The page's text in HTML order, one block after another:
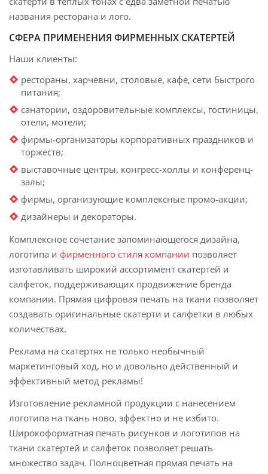
названия ресторана и лого.
СФЕРА ПРИМЕНЕНИЯ ФИРМЕННЫХ СКАТЕРТЕЙ
Наши клиенты:
рестораны, харчевни, столовые, кафе, сети быстрого
питания;
санатории, оздоровительные комплексы, гостиницы,
отели, мотели;
фирмы-организаторы корпоративных праздников и
торжеств;
выставочные центры, конгресс-холлы и конференц-
залы;
фирмы, организующие комплексные промо-акции;
дизайнеры и декораторы.
Комплексное сочетание запоминающегося дизайна,
логотипа и фирменного стиля компании позволяет
изготавливать широкий ассортимент скатертей и
салфеток, поддерживающих продвижение бренда
компании. Прямая цифровая печать на ткани позволяет
создавать оригинальные скатерти и салфетки в любых
количествах.
Реклама на скатертях не только необычный
маркетинговый ход, но и довольно действенный и
эффективный метод рекламы!
Изготовление рекламной продукции с нанесением
логотипа на ткань ново, эффектно и не избито.
Широкоформатная печать рисунков и логотипов на
ткани скатертей и салфеток позволяет решать
множество задач. Полноцветная прямая печать на